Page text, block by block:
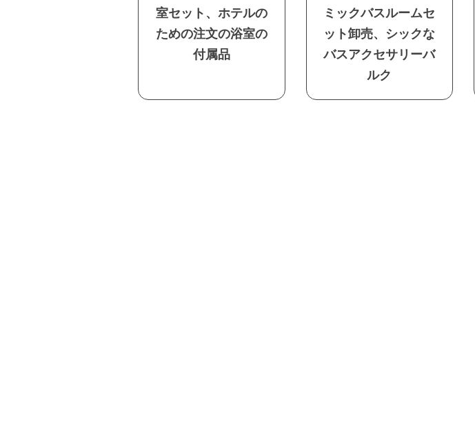
室セット、ホテルの
ための注文の浴室の
付属品
ミックバスルームセ
ット卸売、シックな
バスアクセサリーバ
ルク